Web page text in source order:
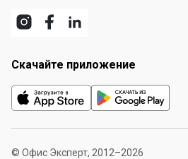
Скачайте приложение
© Офис Эксперт, 2012–2026